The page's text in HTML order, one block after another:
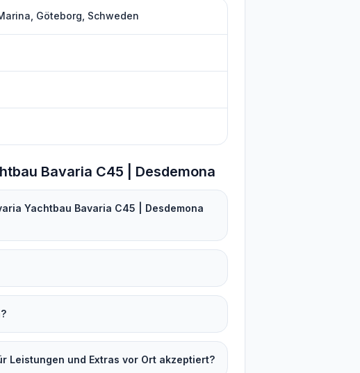
Göteborg, Schweden
Bavaria C45 | Desdemona
Yachtbau Bavaria C45 | Desdemona
Leistungen und Extras vor Ort akzeptiert?